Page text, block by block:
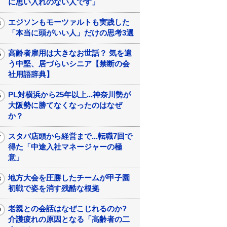
に思い入れのない人です」
エジソンもモーツァルトも実践した
「本当に頭がいい人」だけの思考3選
高齢者雇用は大きなお世話？ 気を遣
う中堅、居づらいシニア【禁断の会
社用語辞典】
PL対横浜から25年以上...神奈川勢が
大阪勢に勝てなくなったのはなぜ
か？
スタバ店頭から経営まで...転職7回で
得た「中途入社マネージャーの極
意」
地方大会を圧勝したチームが甲子園
初戦で姿を消す残酷な根拠
老親との会話はなぜこじれるのか?
介護疲れの原因となる「高齢者の二